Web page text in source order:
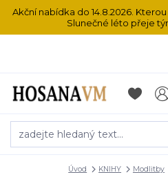
Akční nabídka do 14.8.2026.
Slunečné léto přeje
Úvod KNIHY Modlitby